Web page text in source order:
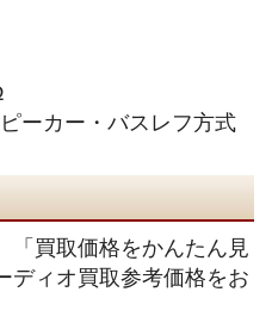
ーカー・バスレフ方式
「買取価格をかんたん見
ディオ買取参考価格をお